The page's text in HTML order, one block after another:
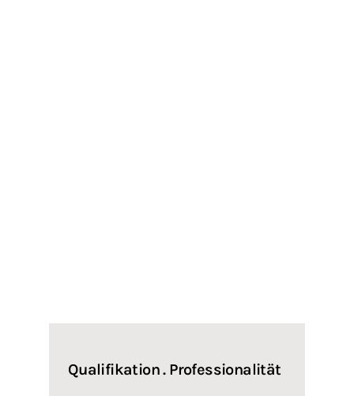
Qualifikation . Professionalität